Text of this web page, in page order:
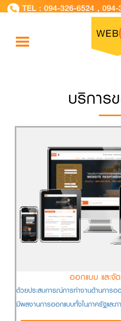
TEL : 094-326-6524 ,
Toggle
บริการ
ออกแบบ และจั
ด้วยประสบการณ์การทำงานด้านการออ
มีผลงานการออกแบบทั้งในภาครัฐและภ